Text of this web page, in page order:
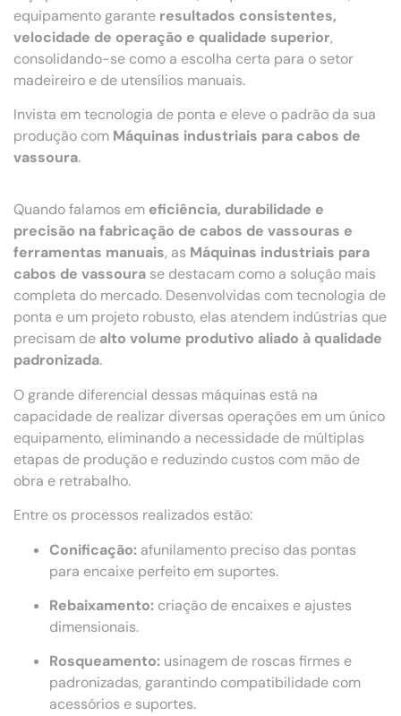
equipamento garante resultados consistentes,
velocidade de operação e qualidade superior,
consolidando-se como a escolha certa para o setor
madeireiro e de utensílios manuais.
Invista em tecnologia de ponta e eleve o padrão da sua
produção com Máquinas industriais para cabos de
vassoura.
Quando falamos em eficiência, durabilidade e
precisão na fabricação de cabos de vassouras e
ferramentas manuais, as Máquinas industriais para
cabos de vassoura se destacam como a solução mais
completa do mercado. Desenvolvidas com tecnologia de
ponta e um projeto robusto, elas atendem indústrias que
precisam de alto volume produtivo aliado à qualidade
padronizada.
O grande diferencial dessas máquinas está na
capacidade de realizar diversas operações em um único
equipamento, eliminando a necessidade de múltiplas
etapas de produção e reduzindo custos com mão de
obra e retrabalho.
Entre os processos realizados estão:
Conificação: afunilamento preciso das pontas
para encaixe perfeito em suportes.
Rebaixamento: criação de encaixes e ajustes
dimensionais.
Rosqueamento: usinagem de roscas firmes e
padronizadas, garantindo compatibilidade com
acessórios e suportes.